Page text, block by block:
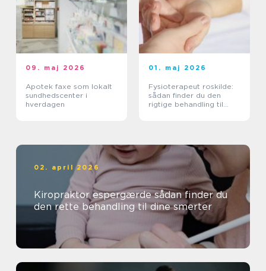
09. maj 2026
Apotek faxe som lokalt
sundhedscenter i
hverdagen
01. maj 2026
Fysioterapeut roskilde:
sådan finder du den
rigtige behandling til
02. april 2026
Kiropraktor espergærde sådan finder du
den rette behandling til dine smerter